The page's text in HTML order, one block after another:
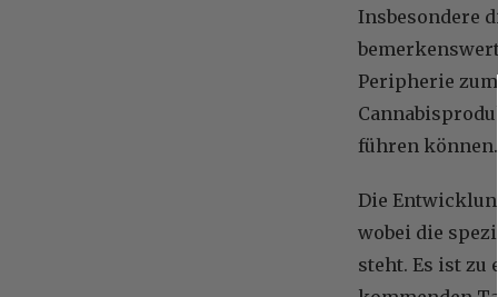
Insbesondere
Peripherie
führen können.
Die
wobei die
steht. Es ist zu